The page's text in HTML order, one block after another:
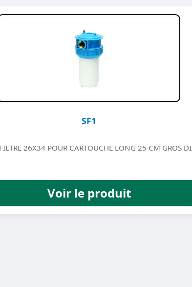
SF1
26X34 POUR CARTOUCHE LONG 25 CM GROS
Voir le produit